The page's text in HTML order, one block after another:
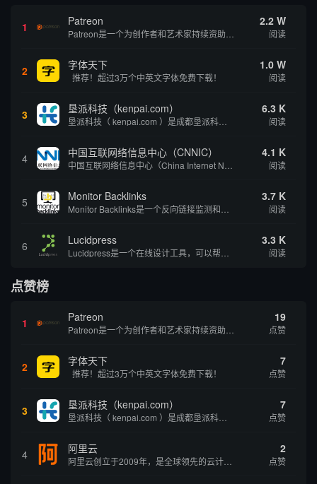
1 Patreon 2.2 W
阅读
2 字体天下
推荐！超过3万个中英文字体免费下载！
1.0 W
阅读
3 垦派科技（kenpai.com） 6.3 K
阅读
4 中国互联网络信息中心（CNNIC） 4.1 K
阅读
5 Monitor Backlinks 3.7 K
阅读
6 Lucidpress 3.3 K
阅读
点赞榜
1 Patreon 19
点赞
2 字体天下
推荐！超过3万个中英文字体免费下载！
7
点赞
3 垦派科技（kenpai.com） 7
点赞
4 阿里云 2
点赞